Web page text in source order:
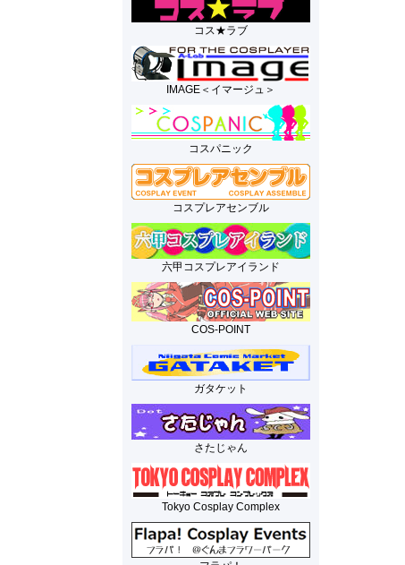
コス★ラブ
IMAGE＜イマージュ＞
コスパニック
コスプレアセンブル
六甲コスプレアイランド
COS-POINT
ガタケット
さたじゃん
Tokyo Cosplay Complex